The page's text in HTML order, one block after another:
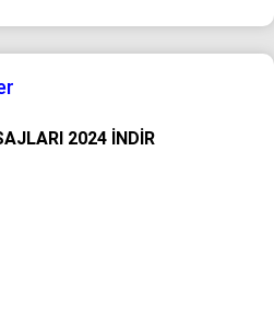
2024 İNDIR